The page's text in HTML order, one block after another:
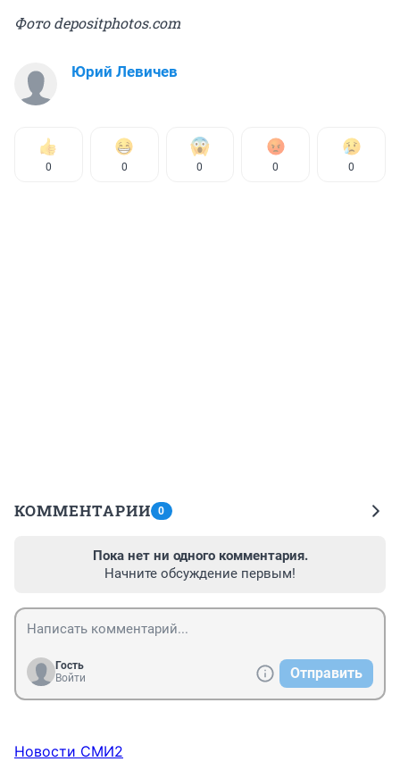
Фото depositphotos.com
Юрий Левичев
0 0 0 0 0
КОММЕНТАРИИ 0
Пока нет ни одного комментария.
Начните обсуждение первым!
Гость
Войти
Отправить
Новости СМИ2